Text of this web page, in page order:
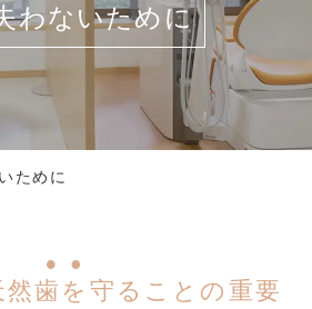
わないために
ために
然歯を守ることの重要